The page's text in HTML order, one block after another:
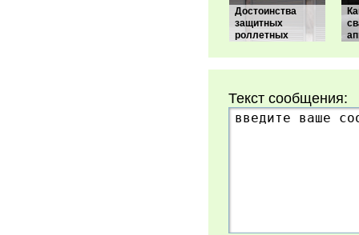
Достоинства
защитных
роллетных
Текст сообщения: